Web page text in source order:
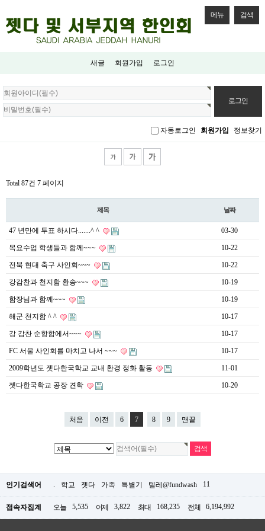
메뉴 검색
새글 회원가입 로그인
회
원
로
자동로그인 회원가입 정보찾기
Total 87건 7 페이지
제목 날짜
47 년만에 투표 하시다.......^ ^ 03-30
목요수업 학생들과 함께~~~ 10-22
전북 현대 축구 사인회~~~ 10-22
강감찬과 천지함 환송~~~ 10-19
함장님과 함께~~~ 10-19
해군 천지함 ^ ^ 10-17
강 감찬 순항함에서~~~ 10-17
FC 서울 사인회를 마치고 나서 ~~~ 10-17
2009학년도 젯다한국학교 교내 환경 정화 활동 11-01
젯다한국학교 공장 견학 10-20
처음 이전 6 7 8 9 맨끝
인기검색어 . 학교 젯다 가족 특별기 텔레@fundwash 11
접속자집계 오늘 5,535 어제 3,822 최대 168,235 전체 6,194,992